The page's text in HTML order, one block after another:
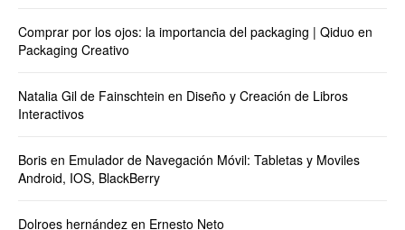
Comprar por los ojos: la importancia del packaging | Qiduo en
Packaging Creativo
Natalia Gil de Fainschtein en Diseño y Creación de Libros
Interactivos
Boris en Emulador de Navegación Móvil: Tabletas y Moviles
Android, IOS, BlackBerry
Dolroes hernández en Ernesto Neto